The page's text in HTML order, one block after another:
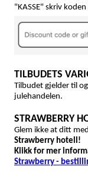
"KASSE" skriv
TILBUDETS
Tilbudet gjelder til
julehandelen.
STRAWBERRY
Glem ikke at ditt
Strawberry hotell!
Klikk for mer
Strawberry -